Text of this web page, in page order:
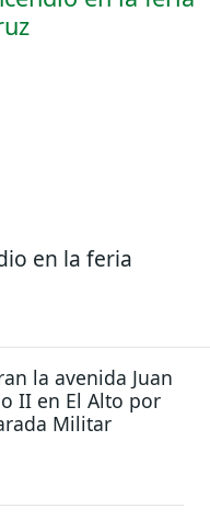
en la feria
la avenida Juan
II en El Alto por
Militar